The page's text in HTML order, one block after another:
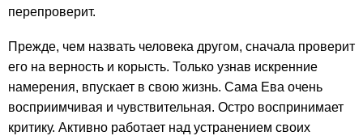
перепроверит.
Прежде, чем назвать человека другом, сначала проверит
его на верность и корысть. Только узнав искренние
намерения, впускает в свою жизнь. Сама Ева очень
восприимчивая и чувствительная. Остро воспринимает
критику. Активно работает над устранением своих